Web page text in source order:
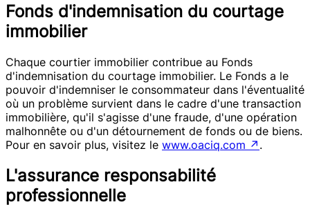
Fonds d'indemnisation du courtage
immobilier
Chaque courtier immobilier contribue au Fonds
d'indemnisation du courtage immobilier. Le Fonds a le
pouvoir d'indemniser le consommateur dans l'éventualité
où un problème survient dans le cadre d'une transaction
immobilière, qu'il s'agisse d'une fraude, d'une opération
malhonnête ou d'un détournement de fonds ou de biens.
Pour en savoir plus, visitez le www.oaciq.com ↗ .
L'assurance responsabilité
professionnelle